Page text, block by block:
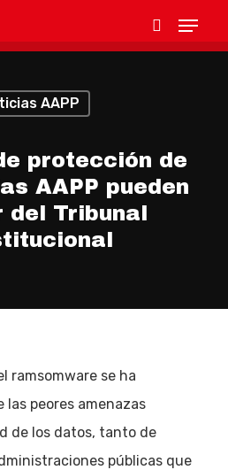
ESC to close
AAPP
protección de
AAPP pueden
del Tribunal
ramsomware se ha
peores amenazas
de los datos, tanto de
públicas que